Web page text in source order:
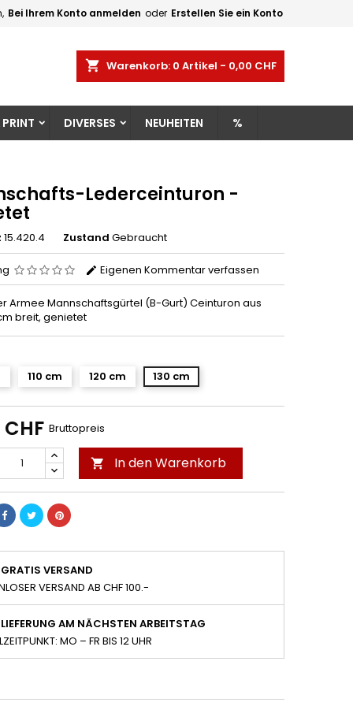
Bei Ihrem Konto anmelden oder Erstellen Sie ein Konto
shopping_cart Warenkorb: 0 Artikel - 0,00 CHF
DIVERSES NEUHEITEN %
Lederceinturon -
15.420.4 Zustand Gebraucht
Eigenen Kommentar verfassen
Armee Mannschaftsgürtel (B-Gurt) Ceinturon aus
breit, genietet
110 cm 120 cm 130 cm
CHF Bruttopreis
 In den Warenkorb
GRATIS VERSAND
VERSAND AB CHF 100.-
LIEFERUNG AM NÄCHSTEN ARBEITSTAG
MO – FR BIS 12 UHR